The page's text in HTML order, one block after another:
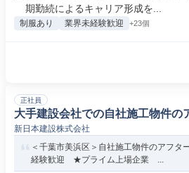
期勤続によるキャリア形成を...
制服あり 業界未経験歓迎 +23個
正社員
大手建設会社での自社施工物件の
新日本建設株式会社
＜千葉市美浜区＞自社施工物件のアフ
経験歓迎 ★プライム上場企業 ...